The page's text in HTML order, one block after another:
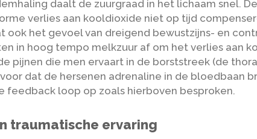
daalt de zuurgraad in het lichaam snel.
verlies aan kooldioxide niet op tijd
het gevoel van dreigend bewustzijns- en
in hoog tempo melkzuur af om het verlies aan
pijnen die men ervaart in de borststreek (de
dat de hersenen adrenaline in de bloedbaan
feedback loop op zoals hierboven besproken.
traumatische ervaring